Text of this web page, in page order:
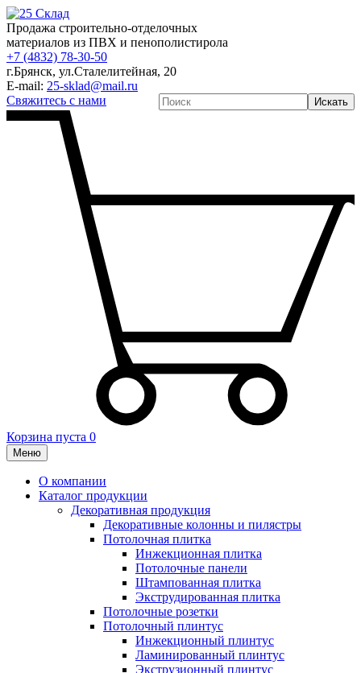
Продажа строительно-отделочных
материалов из ПВХ и пенополистирола
+7 (4832) 78-30-50
г.Брянск, ул.Сталелитейная, 20
E-mail: 25-sklad@mail.ru
Свяжитесь с нами
Искать
Корзина пуста 0
Меню
О компании
Каталог продукции
Декоративная продукция
Декоративные колонны и пилястры
Потолочная плитка
Инжекционная плитка
Потолочные панели
Штампованная плитка
Экструдированная плитка
Потолочные розетки
Потолочный плинтус
Инжекционный плинтус
Ламинированный плинтус
Экструзионный плинтус